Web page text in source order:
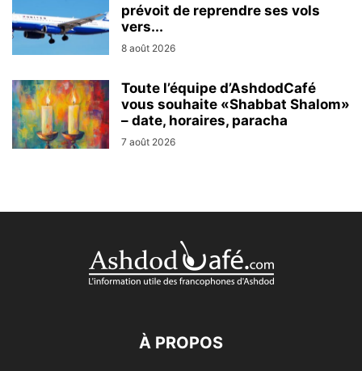
prévoit de reprendre ses vols
vers...
8 août 2026
Toute l’équipe d’AshdodCafé
vous souhaite «Shabbat Shalom»
– date, horaires, paracha
7 août 2026
À PROPOS